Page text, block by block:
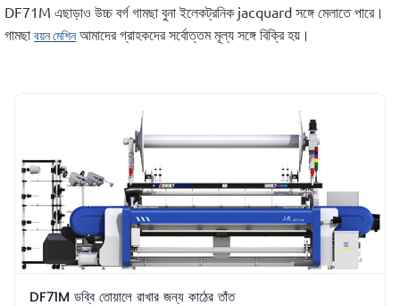
DF71M এছাড়াও উচ্চ বর্গ গামছা বুনা ইলেকট্রনিক jacquard সঙ্গে মেলাতে পারে।
গামছা বয়ন মেশিনআমাদের গ্রাহকদের সর্বোত্তম মূল্য সঙ্গে বিক্রি হয়।
DF71M ডব্বি তোয়ালে রাখার জন্য কাঠের তাঁত